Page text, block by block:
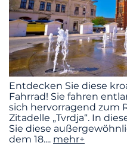
Entdecken Sie diese
Fahrrad! Sie fahren
sich hervorragend zum
Zitadelle „Tvrdja“. In
Sie diese
dem 18.... mehr+